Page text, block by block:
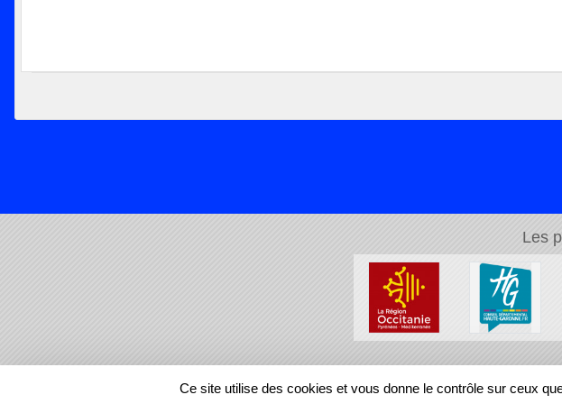
Les
REGIONS
Ce site utilise des cookies et vous donne le contrôle sur ceux